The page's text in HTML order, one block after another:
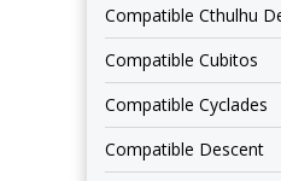
Compatible Cthulhu
Compatible Cubitos
Compatible Cyclades
Compatible Descent